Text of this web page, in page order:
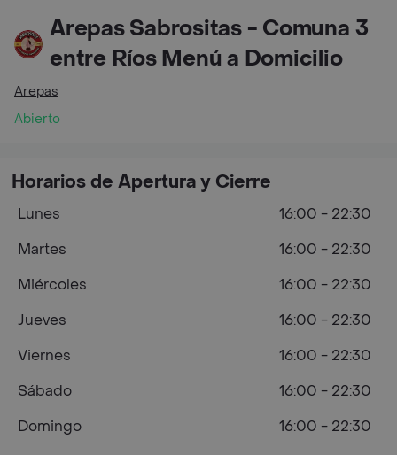
Arepas Sabrositas - Comuna 3
entre Ríos Menú a Domicilio
Arepas
Abierto
Horarios de Apertura y Cierre
Lunes
16:00 - 22:30
Martes
16:00 - 22:30
Miércoles
16:00 - 22:30
Jueves
16:00 - 22:30
Viernes
16:00 - 22:30
Sábado
16:00 - 22:30
Domingo
16:00 - 22:30